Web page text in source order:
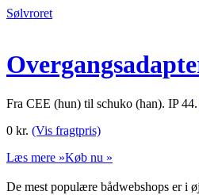
Sølvroret
Fra CEE (hun) til schuko (han). IP 44.
0 kr. (Vis fragtpris)
Læs mere »Køb nu »
De mest populære bådwebshops er i